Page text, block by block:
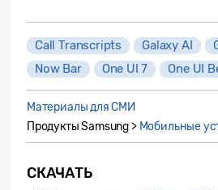
Call Transcripts Galaxy AI
Now Bar
One UI 7 One UI
Материалы для СМИ
Продукты Samsung > Мобильные
СКАЧАТЬ